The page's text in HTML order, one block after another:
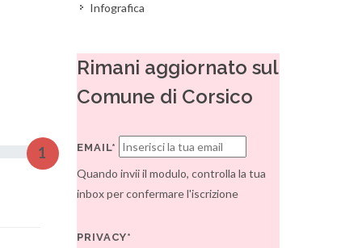
1
Infografica
Rimani aggiornato sul
Comune di Corsico
EMAIL*
Quando invii il modulo, controlla la tua
inbox per confermare l'iscrizione
PRIVACY*